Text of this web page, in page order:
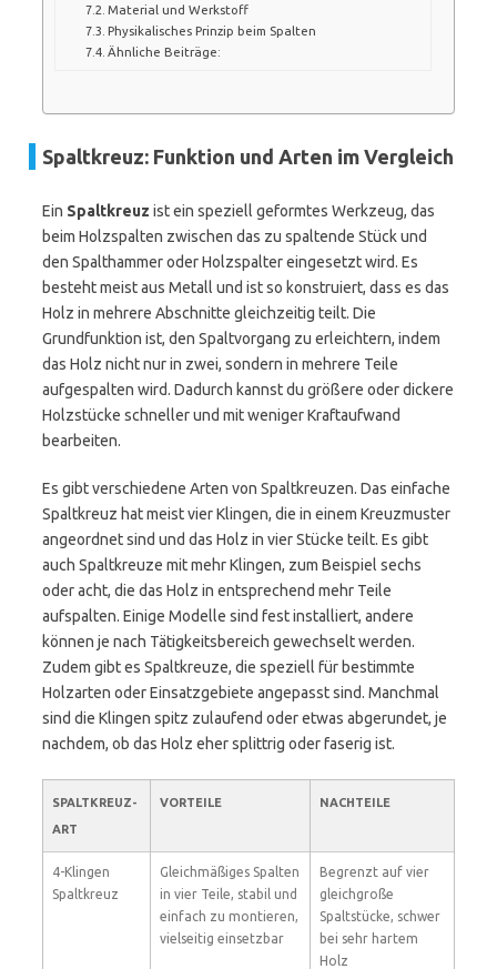
Material und Werkstoff
Physikalisches Prinzip beim Spalten
Ähnliche Beiträge:
Spaltkreuz: Funktion und Arten im Vergleich
Ein Spaltkreuz ist ein speziell geformtes Werkzeug, das
beim Holzspalten zwischen das zu spaltende Stück und
den Spalthammer oder Holzspalter eingesetzt wird. Es
besteht meist aus Metall und ist so konstruiert, dass es das
Holz in mehrere Abschnitte gleichzeitig teilt. Die
Grundfunktion ist, den Spaltvorgang zu erleichtern, indem
das Holz nicht nur in zwei, sondern in mehrere Teile
aufgespalten wird. Dadurch kannst du größere oder dickere
Holzstücke schneller und mit weniger Kraftaufwand
bearbeiten.
Es gibt verschiedene Arten von Spaltkreuzen. Das einfache
Spaltkreuz hat meist vier Klingen, die in einem Kreuzmuster
angeordnet sind und das Holz in vier Stücke teilt. Es gibt
auch Spaltkreuze mit mehr Klingen, zum Beispiel sechs
oder acht, die das Holz in entsprechend mehr Teile
aufspalten. Einige Modelle sind fest installiert, andere
können je nach Tätigkeitsbereich gewechselt werden.
Zudem gibt es Spaltkreuze, die speziell für bestimmte
Holzarten oder Einsatzgebiete angepasst sind. Manchmal
sind die Klingen spitz zulaufend oder etwas abgerundet, je
nachdem, ob das Holz eher splittrig oder faserig ist.
SPALTKREUZ-
ART
VORTEILE NACHTEILE
4-Klingen
Spaltkreuz
Gleichmäßiges Spalten
in vier Teile, stabil und
einfach zu montieren,
vielseitig einsetzbar
Begrenzt auf vier
gleichgroße
Spaltstücke, schwer
bei sehr hartem
Holz